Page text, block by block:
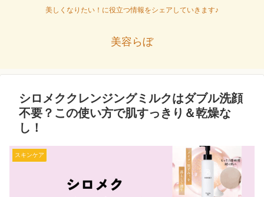
美しくなりたい！に役立つ情報をシェアしていきます♪
美容らぼ
シロメククレンジングミルクはダブル洗顔
不要？この使い方で肌すっきり＆乾燥な
し！
スキンケア